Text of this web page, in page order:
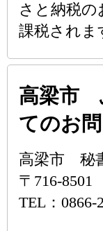
さと納税の
課税されま
高梁市
てのお
高梁市 秘
〒716-
TEL：0866-